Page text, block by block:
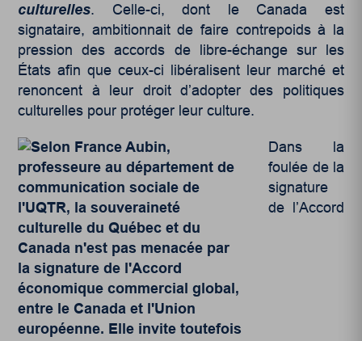
culturelles. Celle-ci, dont le Canada est
signataire, ambitionnait de faire contrepoids à la
pression des accords de libre-échange sur les
États afin que ceux-ci libéralisent leur marché et
renoncent à leur droit d’adopter des politiques
culturelles pour protéger leur culture.
Dans la
foulée de la
signature
de l’Accord